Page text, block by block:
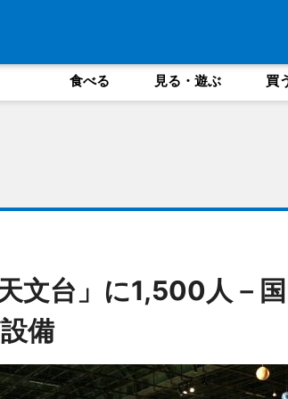
食べる 見る・遊ぶ 買
文台」に1,500人－
備